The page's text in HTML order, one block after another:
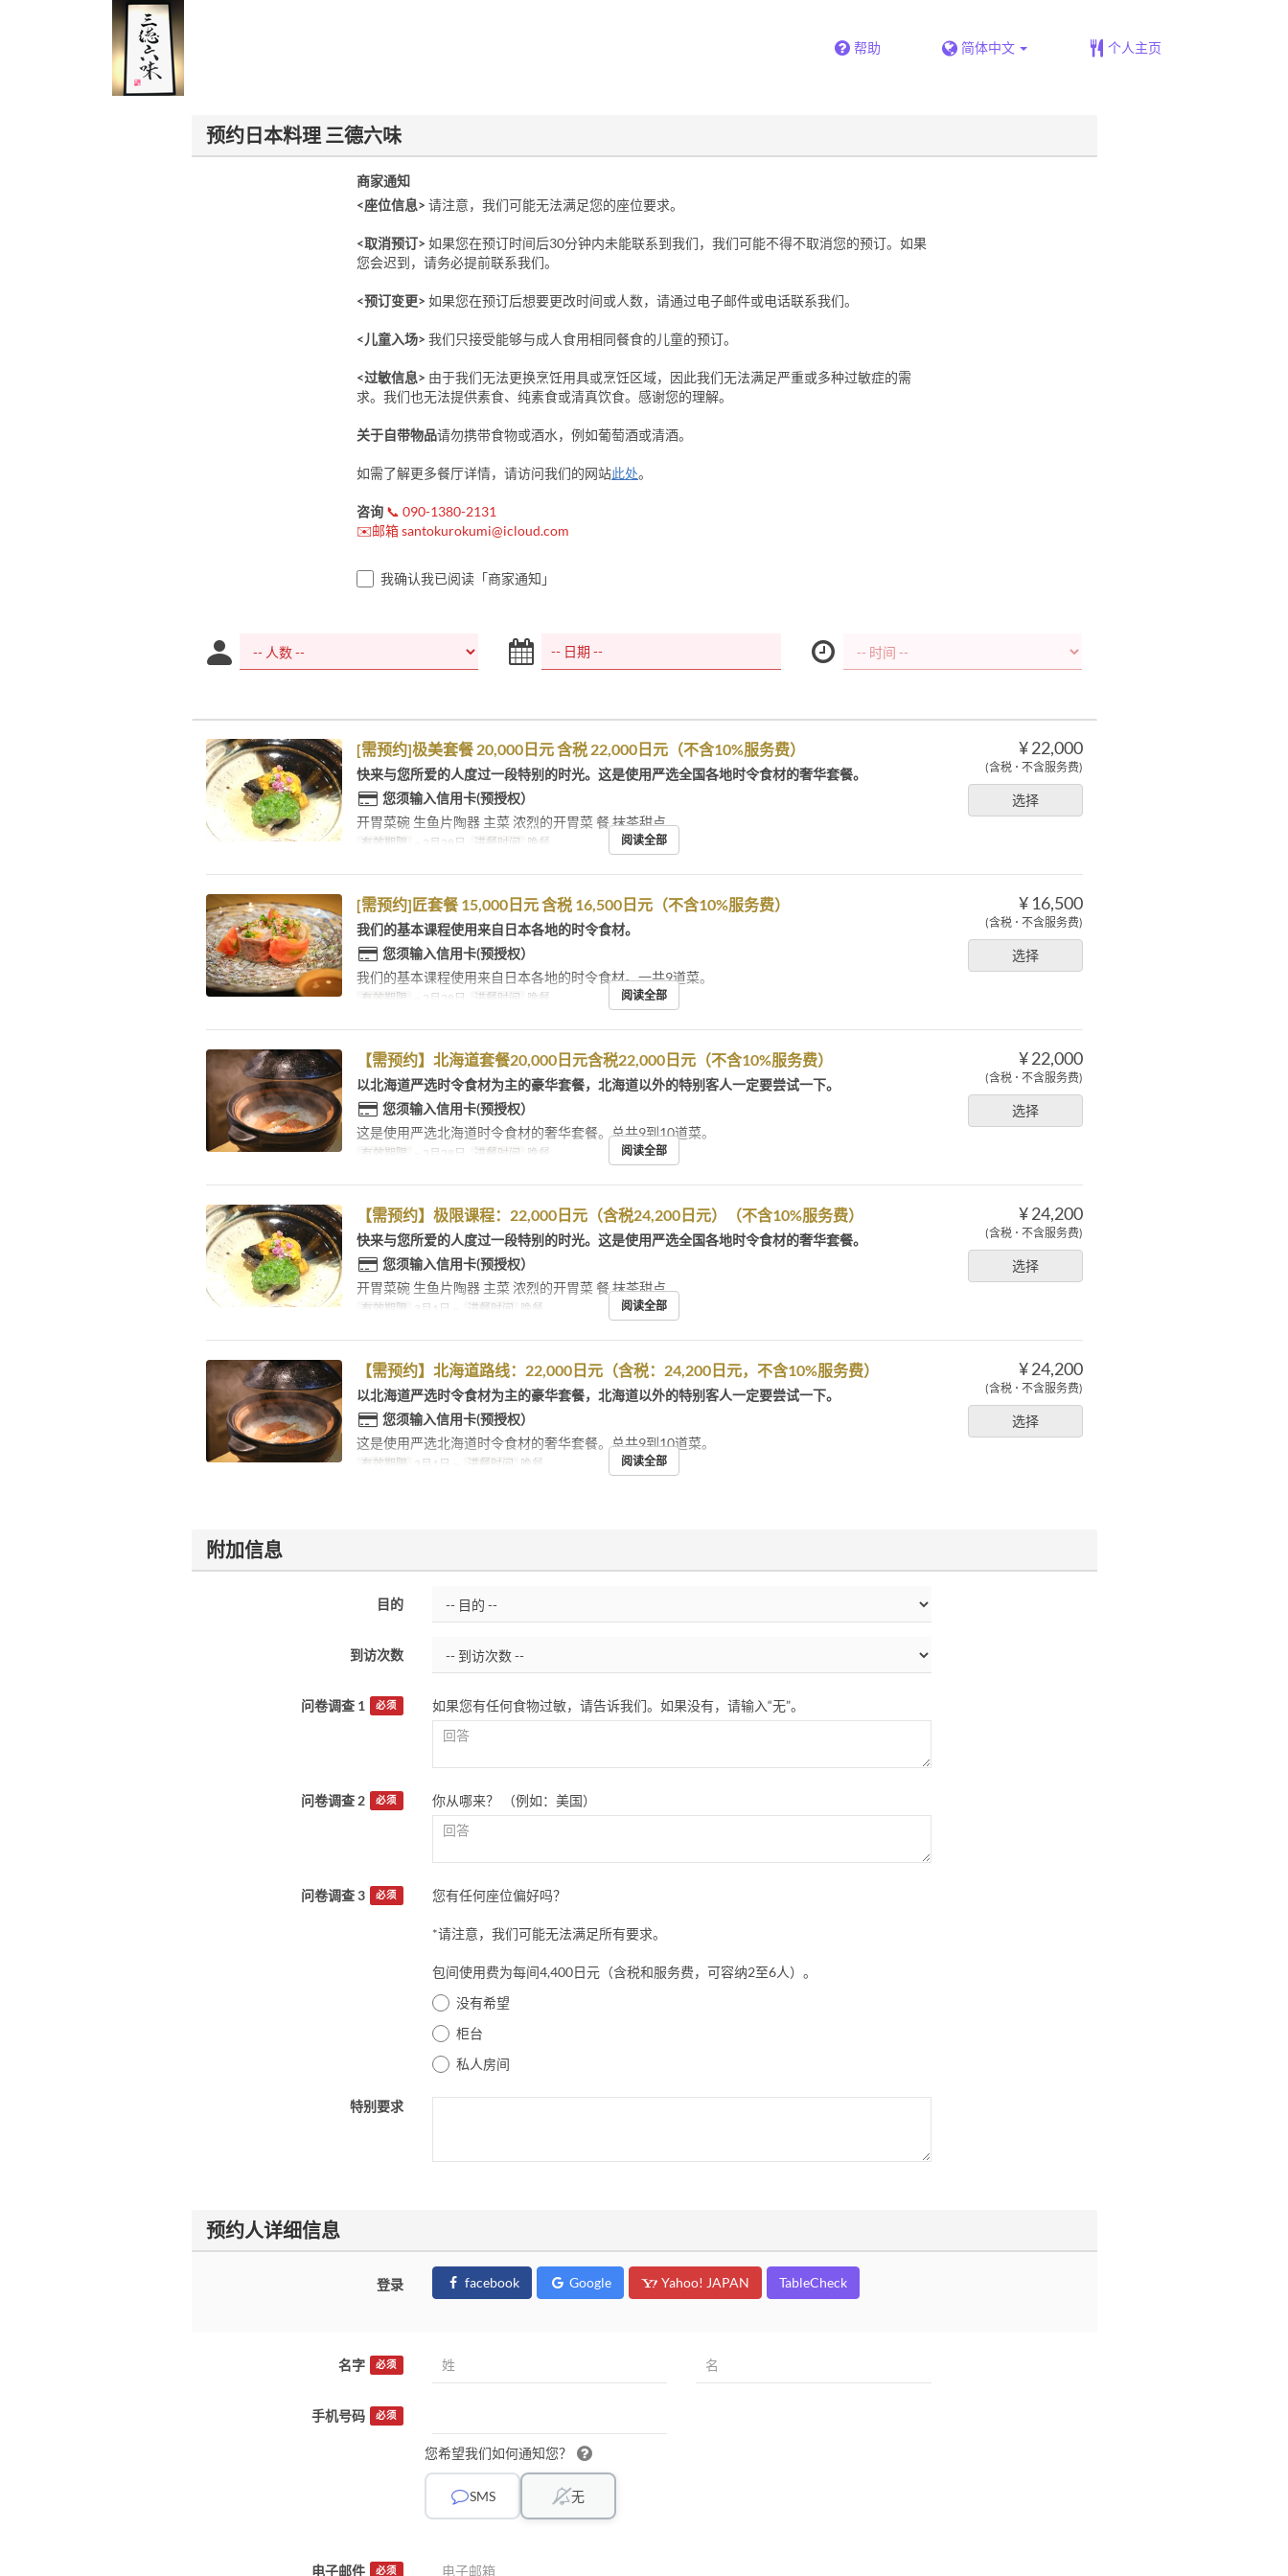
帮助 简体中文 个人主页
预约日本料理 三德六味
商家通知
<座位信息> 请注意，我们可能无法满足您的座位要求。
<取消预订> 如果您在预订时间后30分钟内未能联系到我们，我们可能不得不取消您的预订。如果
您会迟到，请务必提前联系我们。
<预订变更> 如果您在预订后想要更改时间或人数，请通过电子邮件或电话联系我们。
<儿童入场> 我们只接受能够与成人食用相同餐食的儿童的预订。
<过敏信息> 由于我们无法更换烹饪用具或烹饪区域，因此我们无法满足严重或多种过敏症的需
求。我们也无法提供素食、纯素食或清真饮食。感谢您的理解。
关于自带物品请勿携带食物或酒水，例如葡萄酒或清酒。
如需了解更多餐厅详情，请访问我们的网站此处。
咨询 📞 090-1380-2131
✉️邮箱 santokurokumi@icloud.com
我确认我已阅读「商家通知」
¥ 22,000
(含税 ･ 不含服务费)
选择
[需预约]极美套餐 20,000日元 含税 22,000日元（不含10%服务费）
快来与您所爱的人度过一段特别的时光。这是使用严选全国各地时令食材的奢华套餐。
您须输入信用卡(预授权）
开胃菜碗 生鱼片陶器 主菜 浓烈的开胃菜 餐 抹茶甜点
有效期限 ~ 2月28日 进餐时间 晚餐 阅读全部
¥ 16,500
(含税 ･ 不含服务费)
选择
[需预约]匠套餐 15,000日元 含税 16,500日元（不含10%服务费）
我们的基本课程使用来自日本各地的时令食材。
您须输入信用卡(预授权）
我们的基本课程使用来自日本各地的时令食材。一共9道菜。
有效期限 ~ 2月28日 进餐时间 晚餐 阅读全部
¥ 22,000
(含税 ･ 不含服务费)
选择
【需预约】北海道套餐20,000日元含税22,000日元（不含10%服务费）
以北海道严选时令食材为主的豪华套餐，北海道以外的特别客人一定要尝试一下。
您须输入信用卡(预授权）
这是使用严选北海道时令食材的奢华套餐。总共9到10道菜。
有效期限 ~ 2月28日 进餐时间 晚餐 阅读全部
¥ 24,200
(含税 ･ 不含服务费)
选择
【需预约】极限课程：22,000日元（含税24,200日元）（不含10%服务费）
快来与您所爱的人度过一段特别的时光。这是使用严选全国各地时令食材的奢华套餐。
您须输入信用卡(预授权）
开胃菜碗 生鱼片陶器 主菜 浓烈的开胃菜 餐 抹茶甜点
有效期限 3月1日 ~ 进餐时间 晚餐 阅读全部
¥ 24,200
(含税 ･ 不含服务费)
选择
【需预约】北海道路线：22,000日元（含税：24,200日元，不含10%服务费）
以北海道严选时令食材为主的豪华套餐，北海道以外的特别客人一定要尝试一下。
您须输入信用卡(预授权）
这是使用严选北海道时令食材的奢华套餐。总共9到10道菜。
有效期限 3月1日 ~ 进餐时间 晚餐 阅读全部
附加信息
目的
到访次数
问卷调查 1 必须 如果您有任何食物过敏，请告诉我们。如果没有，请输入“无”。
问卷调查 2 必须 你从哪来？ （例如：美国）
问卷调查 3 必须 您有任何座位偏好吗？
*请注意，我们可能无法满足所有要求。
包间使用费为每间4,400日元（含税和服务费，可容纳2至6人）。
没有希望
柜台
私人房间
特别要求
预约人详细信息
登录 facebook Google Yahoo! JAPAN TableCheck
名字 必须
手机号码 必须
您希望我们如何通知您？
SMS 无
电子邮件 必须